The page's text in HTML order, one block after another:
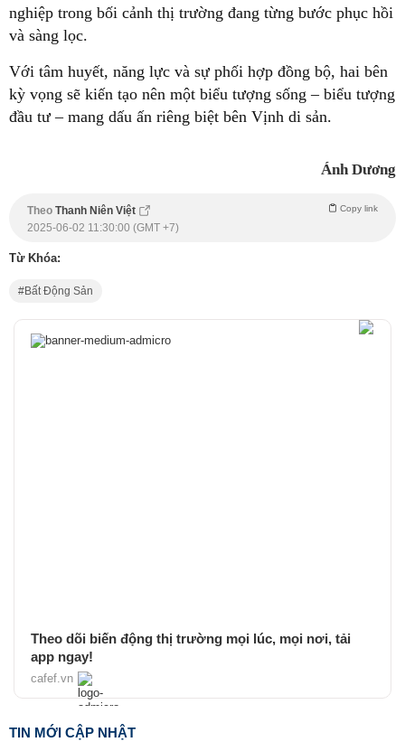
nghiệp trong bối cảnh thị trường đang từng bước phục hồi
và sàng lọc.
Với tâm huyết, năng lực và sự phối hợp đồng bộ, hai bên
kỳ vọng sẽ kiến tạo nên một biểu tượng sống – biểu tượng
đầu tư – mang dấu ấn riêng biệt bên Vịnh di sản.
Ánh Dương
Theo Thanh Niên Việt Copy link
2025-06-02 11:30:00 (GMT +7)
Từ Khóa:
Bất Động Sản
Theo dõi biến động thị trường mọi lúc, mọi nơi, tải
app ngay!
cafef.vn
TIN MỚI CẬP NHẬT